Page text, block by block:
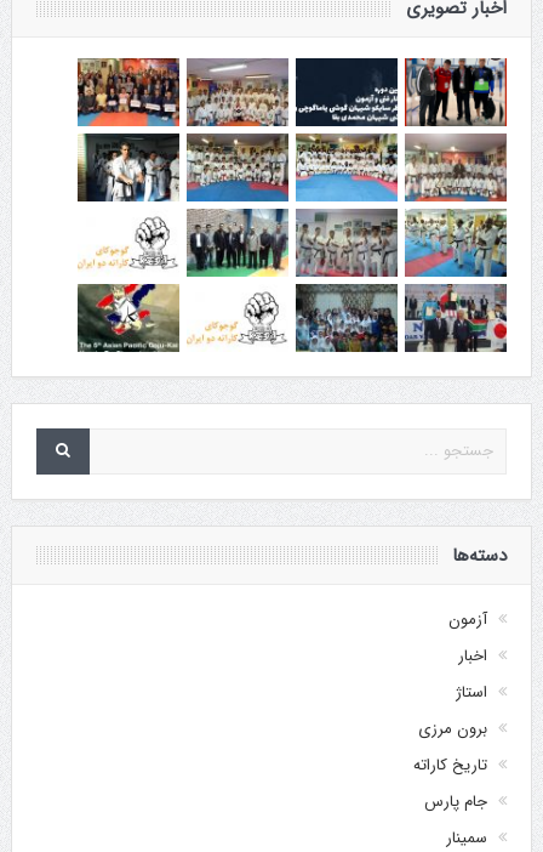
اخبار تصویری
دسته‌ها
آزمون
اخبار
استاژ
برون مرزی
تاریخ کاراته
جام پارس
سمینار